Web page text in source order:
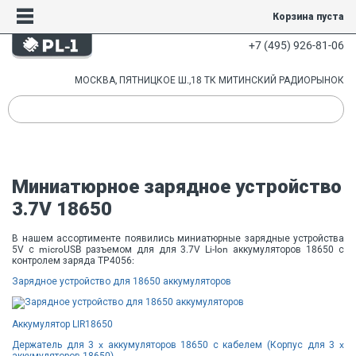
Корзина пуста
+7 (495) 926-81-06
МОСКВА, ПЯТНИЦКОЕ Ш.,18 ТК МИТИНСКИЙ РАДИОРЫНОК
Миниатюрное зарядное устройство
3.7V 18650
В нашем ассортименте появились миниатюрные зарядные устройства
5V с microUSB разъемом для для 3.7V Li-Ion аккумуляторов 18650 с
контролем заряда TP4056:
Зарядное устройство для 18650 аккумуляторов
Аккумулятор LIR18650
Держатель для 3 x аккумуляторов 18650 с кабелем (Корпус для 3 x